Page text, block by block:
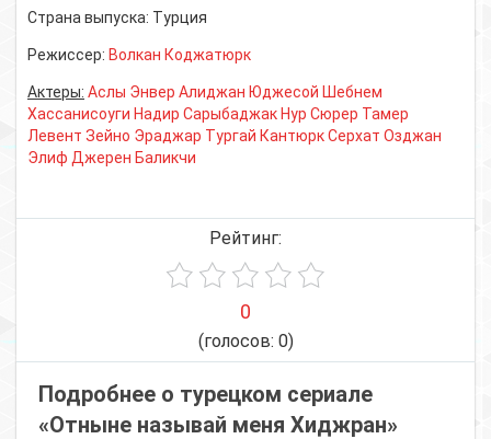
Страна выпуска: Турция
Режиссер: Волкан Коджатюрк
Актеры: Аслы Энвер Алиджан Юджесой Шебнем
Хассанисоуги Надир Сарыбаджак Нур Сюрер Тамер
Левент Зейно Эраджар Тургай Кантюрк Серхат Озджан
Элиф Джерен Баликчи
Рейтинг:
0
(голосов: 0)
Подробнее о турецком сериале
«Отныне называй меня Хиджран»